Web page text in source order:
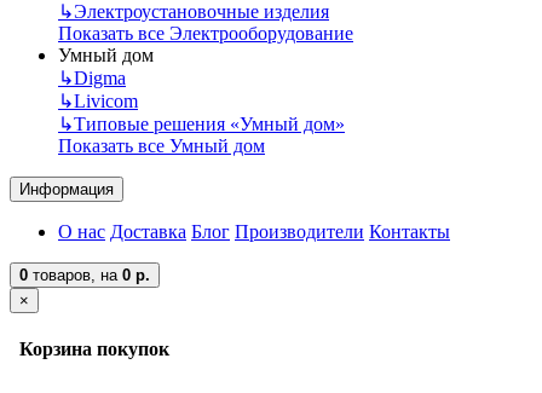
↳Электроустановочные изделия
Показать все Электрооборудование
Умный дом
↳Digma
↳Livicom
↳Типовые решения «Умный дом»
Показать все Умный дом
Информация
О нас Доставка Блог Производители Контакты
0 товаров, на 0 р.
×
Корзина покупок